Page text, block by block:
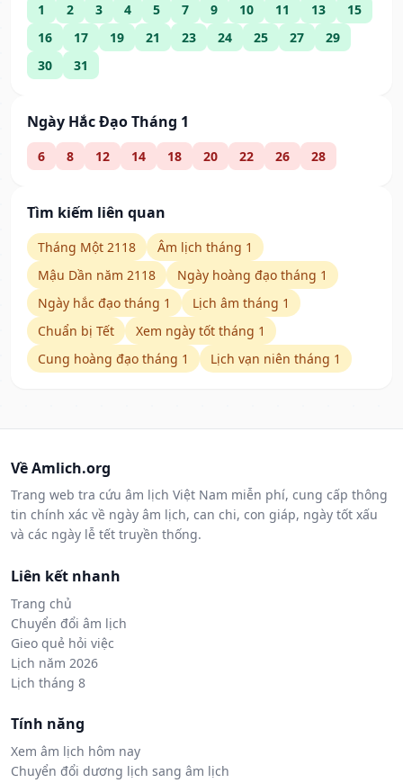
1 2 3 4 5 7 9 10 11 13
15
16
17 19 21 23 24 25 27
29
30
31
Ngày Hắc Đạo Tháng 1
6 8 12 14 18 20 22 26 28
Tìm kiếm liên quan
Tháng Một 2118
Âm lịch tháng 1
Mậu Dần năm 2118
Ngày hoàng đạo tháng 1
Ngày hắc đạo tháng 1
Lịch âm tháng 1
Chuẩn bị Tết
Xem ngày tốt tháng 1
Cung hoàng đạo tháng 1
Lịch vạn niên tháng 1
Về Amlich.org
Trang web tra cứu âm lịch Việt Nam miễn phí, cung cấp thông
tin chính xác về ngày âm lịch, can chi, con giáp, ngày tốt xấu
và các ngày lễ tết truyền thống.
Liên kết nhanh
Trang chủ
Chuyển đổi âm lịch
Gieo quẻ hỏi việc
Lịch năm 2026
Lịch tháng 8
Tính năng
Xem âm lịch hôm nay
Chuyển đổi dương lịch sang âm lịch